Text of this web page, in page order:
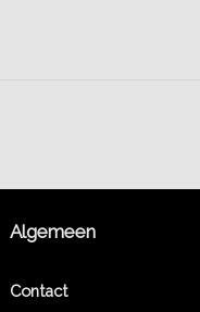
Algemeen
Contact